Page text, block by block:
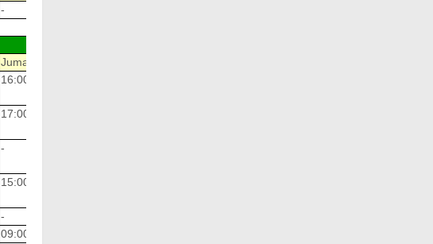
-
Jumat
16:00-18:00
17:00-19:00
-
15:00-18:00
-
09:00-14:00